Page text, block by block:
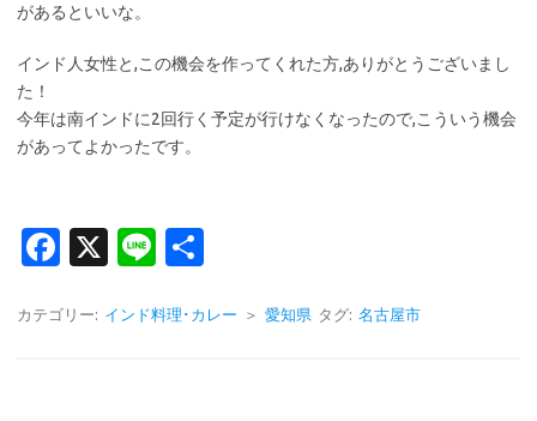
があるといいな。
インド人女性と,この機会を作ってくれた方,ありがとうございまし
た！
今年は南インドに2回行く予定が行けなくなったので,こういう機会
があってよかったです。
Fa
e
X
Li
e
カテゴリー: インド料理･カレー ＞ 愛知県 タグ: 名古屋市